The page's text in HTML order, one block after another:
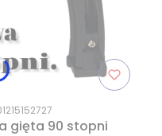
gięta 90 stopni